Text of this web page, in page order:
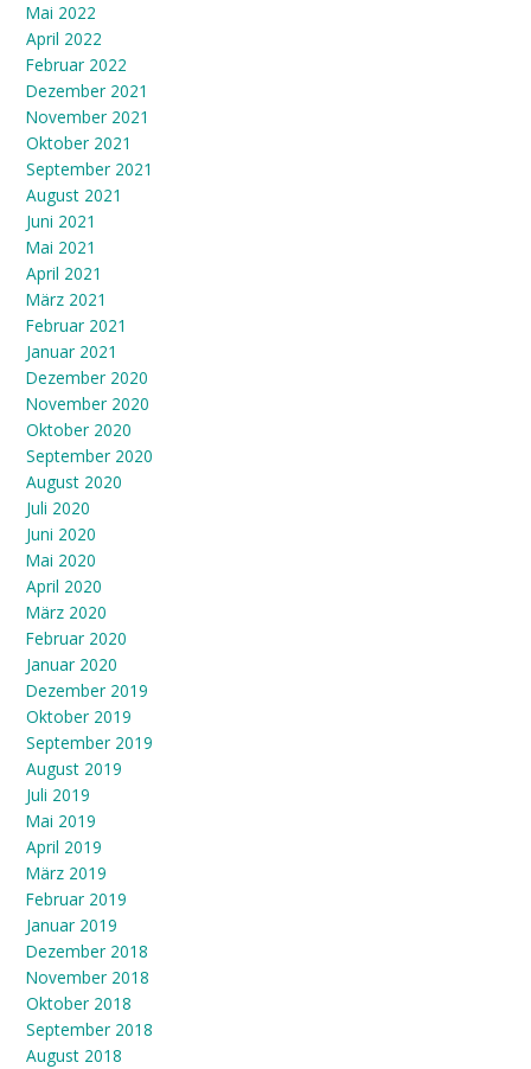
Mai 2022
April 2022
Februar 2022
Dezember 2021
November 2021
Oktober 2021
September 2021
August 2021
Juni 2021
Mai 2021
April 2021
März 2021
Februar 2021
Januar 2021
Dezember 2020
November 2020
Oktober 2020
September 2020
August 2020
Juli 2020
Juni 2020
Mai 2020
April 2020
März 2020
Februar 2020
Januar 2020
Dezember 2019
Oktober 2019
September 2019
August 2019
Juli 2019
Mai 2019
April 2019
März 2019
Februar 2019
Januar 2019
Dezember 2018
November 2018
Oktober 2018
September 2018
August 2018